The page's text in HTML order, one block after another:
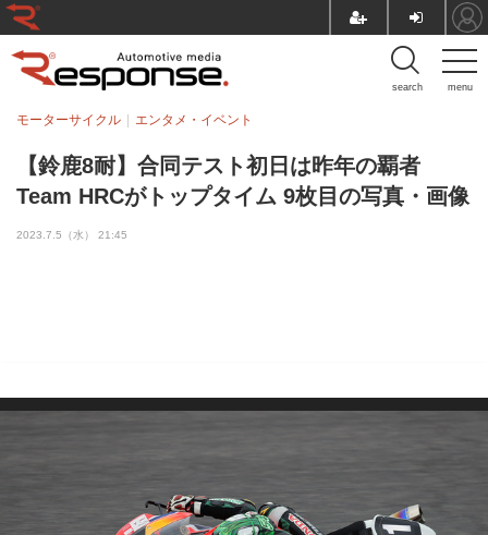
menu
search
【鈴鹿8耐】合同テスト初日は昨年の覇者
Team HRCがトップタイム 9枚目の写真・画像
モーターサイクル エンタメ・イベント
2023.7.5（水） 21:45